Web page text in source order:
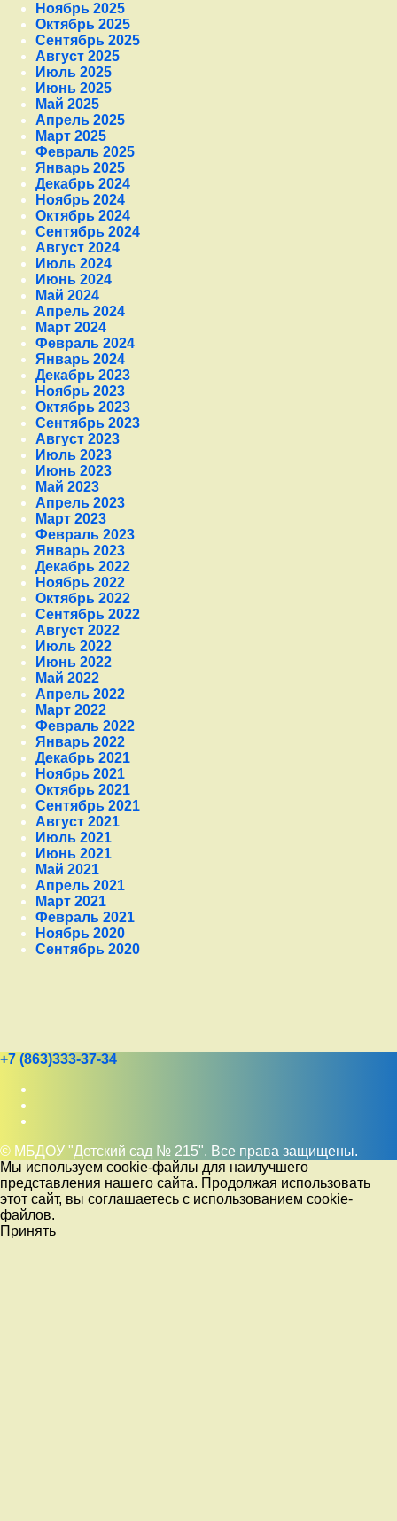
Ноябрь 2025
Октябрь 2025
Сентябрь 2025
Август 2025
Июль 2025
Июнь 2025
Май 2025
Апрель 2025
Март 2025
Февраль 2025
Январь 2025
Декабрь 2024
Ноябрь 2024
Октябрь 2024
Сентябрь 2024
Август 2024
Июль 2024
Июнь 2024
Май 2024
Апрель 2024
Март 2024
Февраль 2024
Январь 2024
Декабрь 2023
Ноябрь 2023
Октябрь 2023
Сентябрь 2023
Август 2023
Июль 2023
Июнь 2023
Май 2023
Апрель 2023
Март 2023
Февраль 2023
Январь 2023
Декабрь 2022
Ноябрь 2022
Октябрь 2022
Сентябрь 2022
Август 2022
Июль 2022
Июнь 2022
Май 2022
Апрель 2022
Март 2022
Февраль 2022
Январь 2022
Декабрь 2021
Ноябрь 2021
Октябрь 2021
Сентябрь 2021
Август 2021
Июль 2021
Июнь 2021
Май 2021
Апрель 2021
Март 2021
Февраль 2021
Ноябрь 2020
Сентябрь 2020
Тел:
+7 (863)333-37-34
© МБДОУ "Детский сад № 215". Все права защищены.
Мы используем cookie-файлы для наилучшего
представления нашего сайта. Продолжая использовать
этот сайт, вы соглашаетесь с использованием cookie-
файлов.
Принять